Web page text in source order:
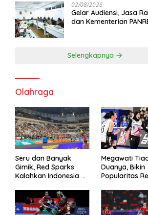
02/08/2026
Gelar Audiensi, Jasa
dan Kementerian
Selengkapnya
Olahraga
Seru dan Banyak
Gimik, Red Sparks
Kalahkan Indonesia All
Megawati
Duanya, Bikin
Popularitas